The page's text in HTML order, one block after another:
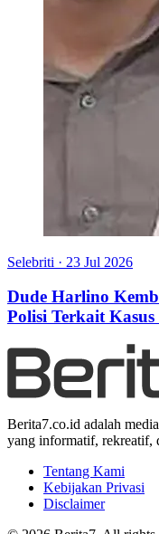
Selebriti · 23 Jul 2026
Dude Harlino
Polisi Terkait
Berita7.co.id adalah
yang informatif, rekreatif,
Tentang Kami
Kebijakan Privasi
Disclaimer